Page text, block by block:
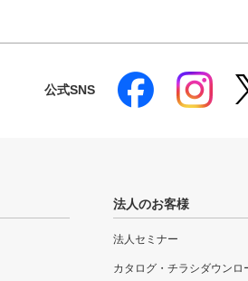
公式SNS
法人のお客様
法人セミナー
カタログ・チラシダウンロ